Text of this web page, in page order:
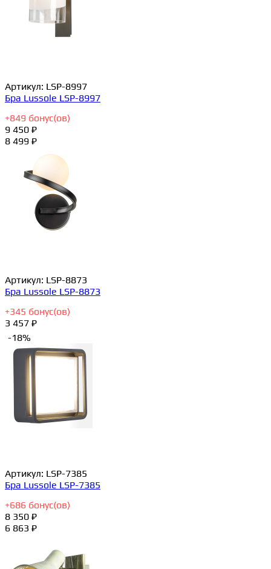
Артикул: LSP-8997
Бра Lussole LSP-8997
+849 бонус(ов)
9 450 ₽
8 499 ₽
Артикул: LSP-8873
Бра Lussole LSP-8873
+345 бонус(ов)
3 457 ₽
-18%
Артикул: LSP-7385
Бра Lussole LSP-7385
+686 бонус(ов)
8 350 ₽
6 863 ₽